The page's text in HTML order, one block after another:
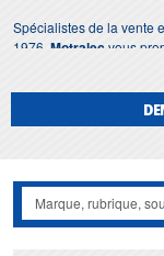
Spécialistes de la vente
1976, Motralecvous